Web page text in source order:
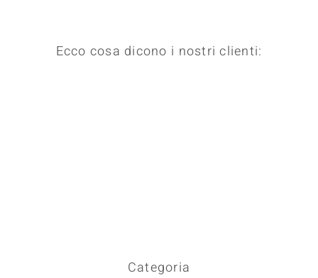
Ecco cosa dicono i nostri clienti:
Categoria